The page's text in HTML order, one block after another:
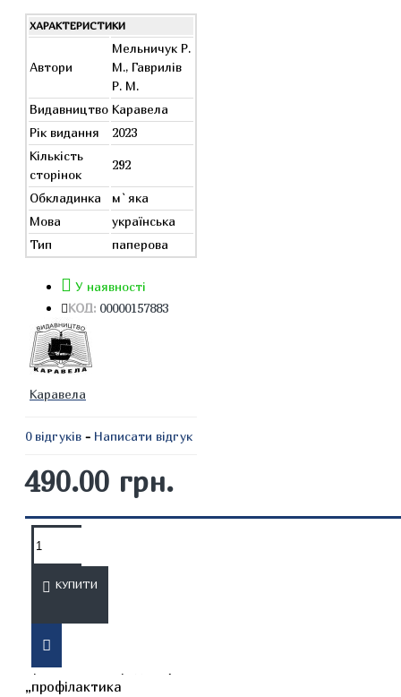
ХАРАКТЕРИСТИКИ
Автори
Мельничук Р.
М., Гаврилів
Р. М.
Видавництво Каравела
Рік видання
2023
Кількість
сторінок
292
Обкладинка
м`яка
Мова
українська
Тип
паперова
У наявності
КОД: 00000157883
Каравела
0 відгуків - Написати відгук
490.00 грн.
КУПИТИ
ОПИС
Навчальний посібник
присвячений предмету
„профілактика